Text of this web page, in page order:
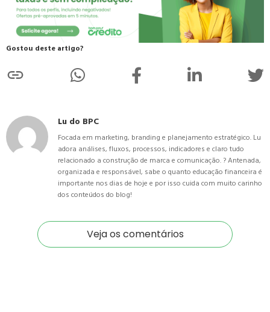
Gostou deste artigo?
Lu do BPC
Focada em marketing, branding e planejamento estratégico. Lu
adora análises, fluxos, processos, indicadores e claro tudo
relacionado a construção de marca e comunicação. ? Antenada,
organizada e responsável, sabe o quanto educação financeira é
importante nos dias de hoje e por isso cuida com muito carinho
dos conteúdos do blog!
Veja os comentários